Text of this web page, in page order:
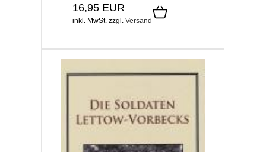
16,95 EUR
inkl. MwSt. zzgl. Versand